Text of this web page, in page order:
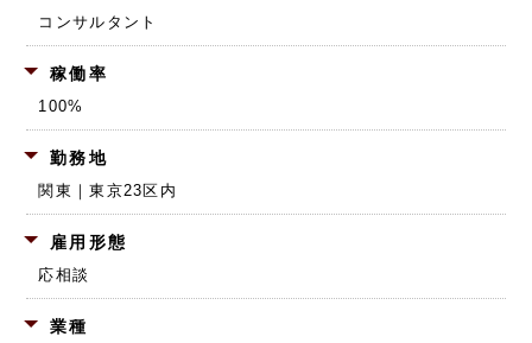
コンサルタント
稼働率
100%
勤務地
関東｜東京23区内
雇用形態
応相談
業種